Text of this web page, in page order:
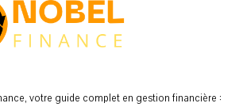
votre guide complet en gestion financière :